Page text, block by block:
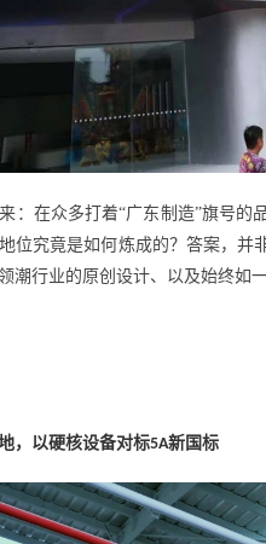
：在众多打着“广东制造”旗号的
位究竟是如何炼成的？答案，
潮行业的原创设计、以及始终如
，以硬核设备对标5A新国标